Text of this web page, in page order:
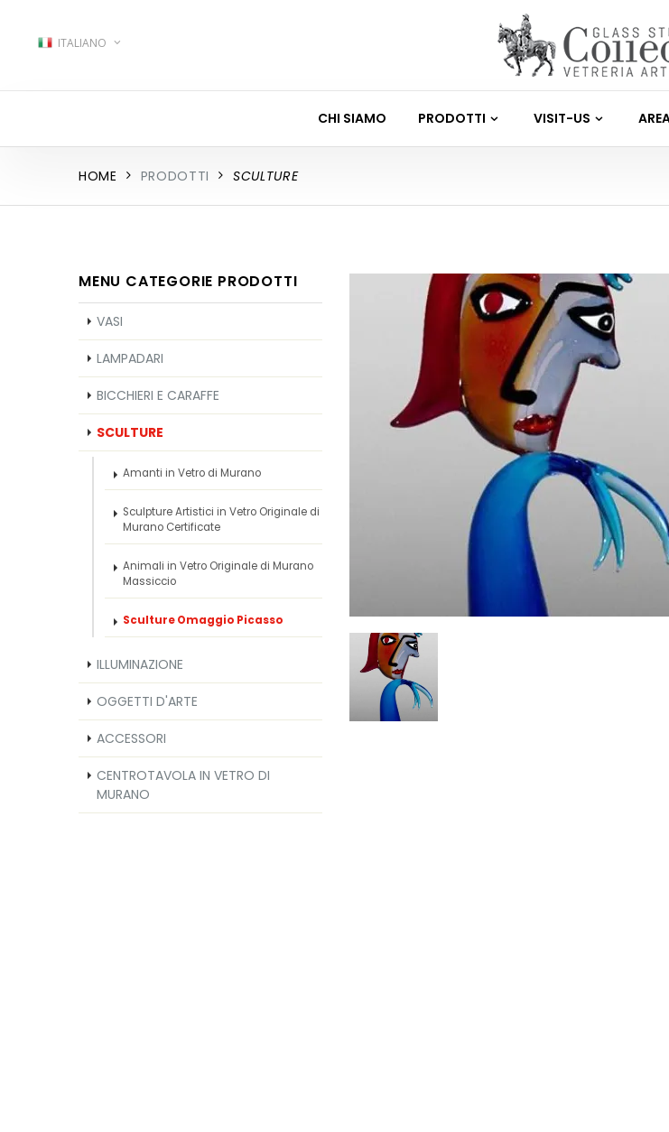
ITALIANO
CHI SIAMO PRODOTTI VISIT-US
HOME PRODOTTI SCULTURE
MENU CATEGORIE PRODOTTI
VASI
LAMPADARI
BICCHIERI E CARAFFE
SCULTURE
Amanti in Vetro di Murano
Sculpture Artistici in Vetro Originale di
Murano Certificate
Animali in Vetro Originale di Murano
Massiccio
Sculture Omaggio Picasso
ILLUMINAZIONE
OGGETTI D'ARTE
ACCESSORI
CENTROTAVOLA IN VETRO DI
MURANO